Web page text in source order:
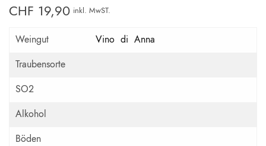
CHF 19,90 inkl. MwST.
Weingut
Vino di Anna
Traubensorte
SO2
Alkohol
Böden